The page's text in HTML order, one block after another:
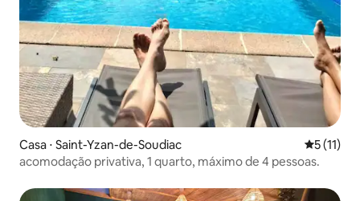
Casa ⋅ Saint-Yzan-de-Soudiac 5 de uma
5 (11)
acomodação privativa, 1 quarto, máximo de 4 pessoas.